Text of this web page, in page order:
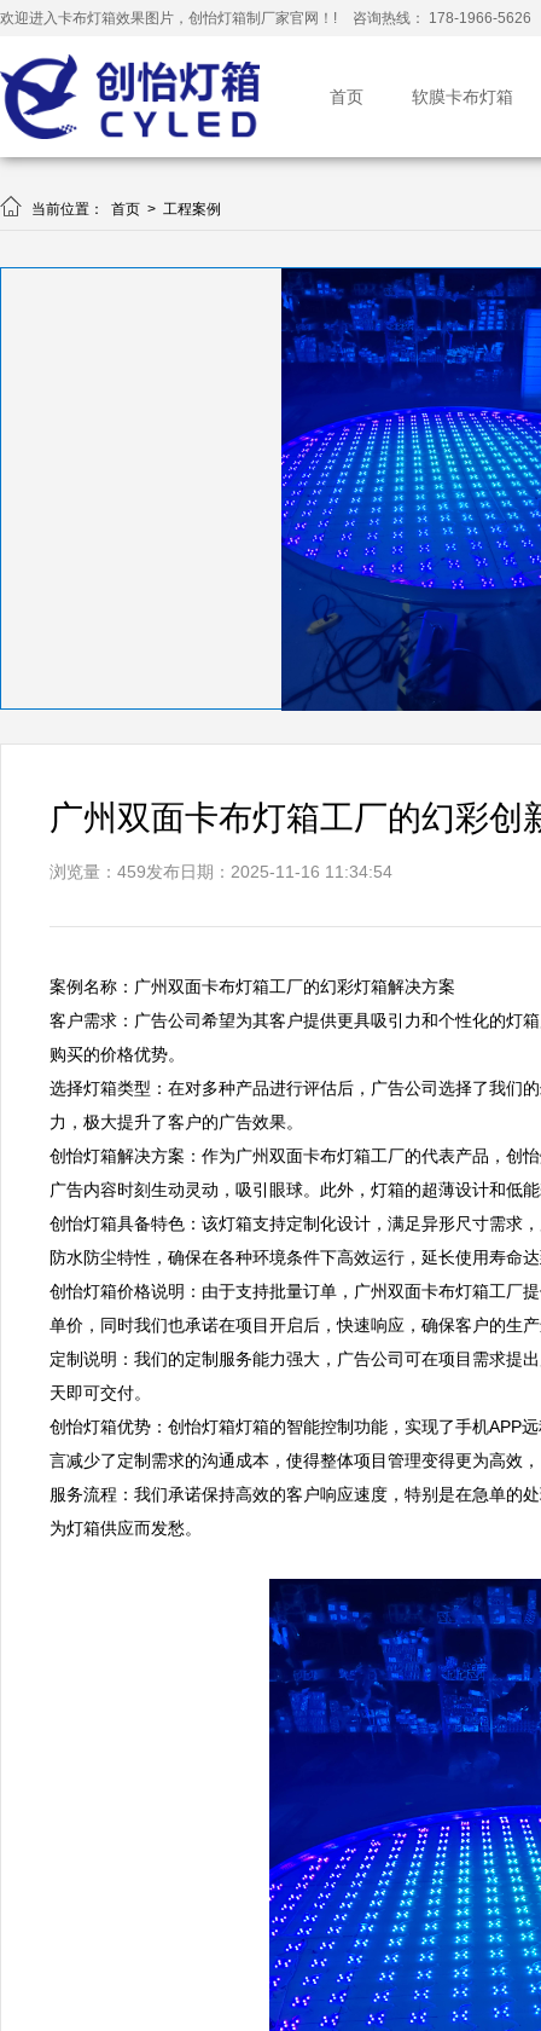
欢迎进入卡布灯箱效果图片，创怡灯箱制厂家官网！! 咨询热线： 178-1966-5626
首页 软膜卡布灯箱
 当前位置： 首页 > 工程案例
广州双面卡布灯箱工厂的幻彩创
浏览量：459发布日期：2025-11-16 11:34:54
案例名称：广州双面卡布灯箱工厂的幻彩灯箱解决方案
客户需求：广告公司希望为其客户提供更具吸引力和个性化的灯
购买的价格
选择灯箱类型：在对多种产品进行评估后，广告公司选择了我们
力，极大提升了客
创怡灯箱解决方案：作为广州双面卡布灯箱工厂的代表产品，创
广告内容时刻生动灵动，吸引眼球。此外，灯箱的超薄设计和低
创怡灯箱具备特色：该灯箱支持定制化设计，满足异形尺寸需求
防水防尘特性，确保在各种环境条件下高效运行，延长使用寿命
创怡灯箱价格说明：由于支持批量订单，广州双面卡布灯箱工厂
单价，同时我们也承诺在项目开启后，快速响应，确保客户的生
定制说明：我们的定制服务能力强大，广告公司可在项目需求提
天即可交
创怡灯箱优势：创怡灯箱灯箱的智能控制功能，实现了手机APP
言减少了定制需求的沟通成本，使得整体项目管理变得更为高效
服务流程：我们承诺保持高效的客户响应速度，特别是在急单的
为灯箱供应而